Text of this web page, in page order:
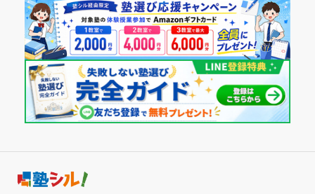
能性がございますので、詳しくは塾にお問い合わせください。
湘南ゼミナール 総合進学コース 上大岡校の口コミをもっと見る
---
月額料金
10,000円〜30,000円
駅近で家からも近く通いやすかった。近くのスナックは帰り
にうるさかった
授業以外のサポート
(相談・面談、家庭学習のサポート、授業以外のコミュニケーション等)
自習室に行く習慣をつけてもらえる仕組みがあったこと。人
柄も良い
利用詳細
通塾期間
2018年11月〜2021年3月(2年5ヶ月)
入塾時の学年